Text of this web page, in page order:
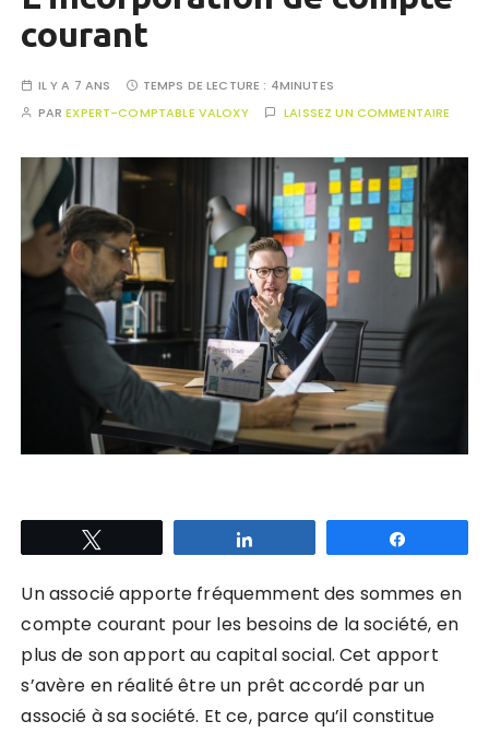
courant
IL Y A 7 ANS TEMPS DE LECTURE : 4MINUTES
PAREXPERT-COMPTABLE VALOXY LAISSEZ UN COMMENTAIRE
Un associé apporte fréquemment des sommes en
compte courant pour les besoins de la société, en
plus de son apport au capital social. Cet apport
s’avère en réalité être un prêt accordé par un
associé à sa société. Et ce, parce qu’il constitue